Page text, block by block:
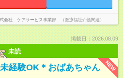
会社 ケアサービス事業部 （医療福祉介護関連）
掲載日：2026.08.09
未読
NEW
経験OK＊おばあちゃん